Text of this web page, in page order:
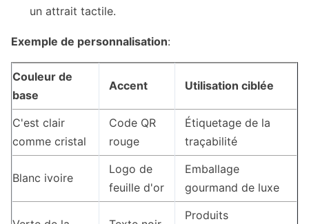
un attrait tactile.
Exemple de personnalisation:
Couleur de
base
Accent Utilisation ciblée
C'est clair
comme cristal
Code QR
rouge
Étiquetage de la
traçabilité
Blanc ivoire
Logo de
feuille d'or
Emballage
gourmand de luxe
Produits